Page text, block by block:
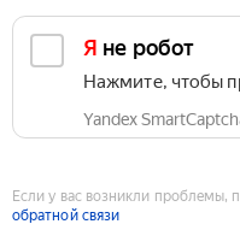
Я не робот
Нажмите, чтобы
Yandex
Если у вас возникли проблемы,
обратной связи